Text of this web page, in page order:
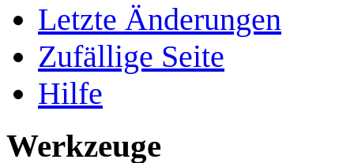
Letzte Änderungen
Zufällige Seite
Hilfe
Werkzeuge